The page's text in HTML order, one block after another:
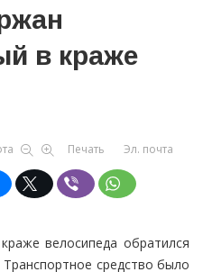
в краже
Печать Эл. почта
велосипеда обратился
средство было